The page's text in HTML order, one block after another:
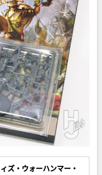
ズ・ウォーハンマー・